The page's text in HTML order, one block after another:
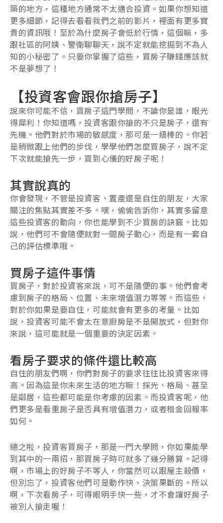
築的地方，這種地方通常不太適合投資。如果你想知道
更多細節，記得去看看我們之前的影片，裡面有更多寶
貴的資訊哦！至於為什麼房子會低於行情，這個嘛，多
跟社區的阿姨、警衛聊聊天，說不定就能挖掘到不為人
知的小秘密了。只要你掌握了這些，買房子賺錢應該就
不是夢想了！
【投資客會跟你搶房子】
說來你可能不信，買房子這門學問，不論你是誰，眼光
得犀利！你知道嗎，投資客跟你搶的不只是房子，還有
先機。他們對於市場的敏感度，那可是一級棒的。你若
是稍微跟上他們的步伐，學學他們怎麼買房子，說不定
下次就能搶先一步，買到心儀的好房子呢！
其實說真的
你會發現，不管是投資客、置產還是自住的朋友，大家
關注的焦點其實差不多。嘿，偷偷告訴你，其實多留意
這些投資客的動向，你也能學到不少買房的訣竅。比如
說，他們可不會隨便就對一間房子動心，而是有一套自
己的評估標準哦。
買房子這件事情
買房子，對於投資客來說，可不是隨便的事。他們會考
慮到房子的格局、位置、未來增值潛力等等。而這些，
對於你如果是要自住，可能就會有更多的考量。比如
說，投資客可能不會太在意廚房是不是開放式，但對你
來說，這可能就是一個重要的決定因素。
看房子要求的條件還比較高
自住的朋友們啊，你們對房子的要求往往比投資客來得
高。因為這是你未來生活的地方嘛！採光、格局、甚至
是鄰居，這些都可能是你考慮的因素。而投資客呢，他
們更多是看重房子是否具有增值潛力，或者租金回報率
如何。
總之啦，投資客買房子，那是一門大學問，你如果能學
到其中的一兩招，那買房子時可就多了幾分勝算。記得
啊，市場上的好房子不等人，你當然可以跟屋主殺價，
但別忘了，投資客他們可是動作快、決策果斷的。所以
啊，下次看房子，可得眼明手快一些，才不會讓好房子
被別人搶走喔！